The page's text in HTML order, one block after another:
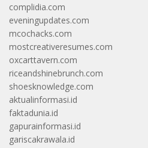
complidia.com
eveningupdates.com
mcochacks.com
mostcreativeresumes.com
oxcarttavern.com
riceandshinebrunch.com
shoesknowledge.com
aktualinformasi.id
faktadunia.id
gapurainformasi.id
gariscakrawala.id